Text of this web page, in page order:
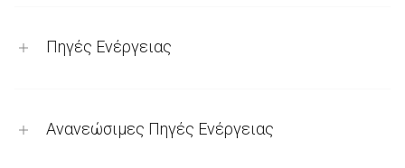
Πηγές Ενέργειας
Ανανεώσιμες Πηγές Ενέργειας